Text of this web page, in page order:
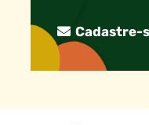
Cadastre-